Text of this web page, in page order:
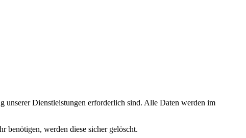
unserer Dienstleistungen erforderlich sind. Alle Daten werden im
benötigen, werden diese sicher gelöscht.